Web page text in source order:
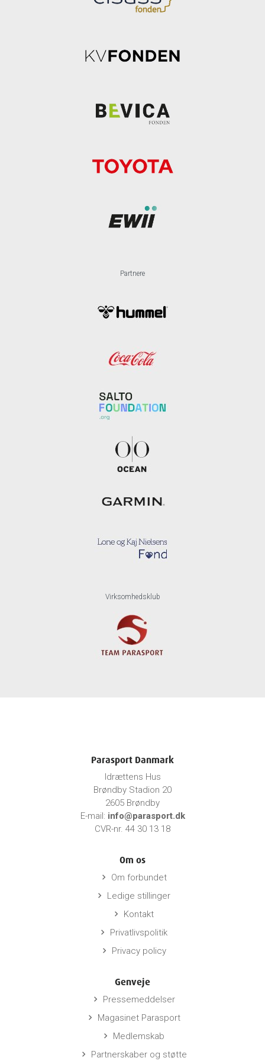
Partnere
Virksomhedsklub
Parasport Danmark
Idrættens Hus
Brøndby Stadion 20
2605 Brøndby
E-mail: info@parasport.dk
CVR-nr. 44 30 13 18
Om os
keyboard_arrow_right Om forbundet
keyboard_arrow_right Ledige stillinger
keyboard_arrow_right Kontakt
keyboard_arrow_right Privatlivspolitik
keyboard_arrow_right Privacy policy
Genveje
keyboard_arrow_right Pressemeddelser
keyboard_arrow_right Magasinet Parasport
keyboard_arrow_right Medlemskab
keyboard_arrow_right Partnerskaber og støtte